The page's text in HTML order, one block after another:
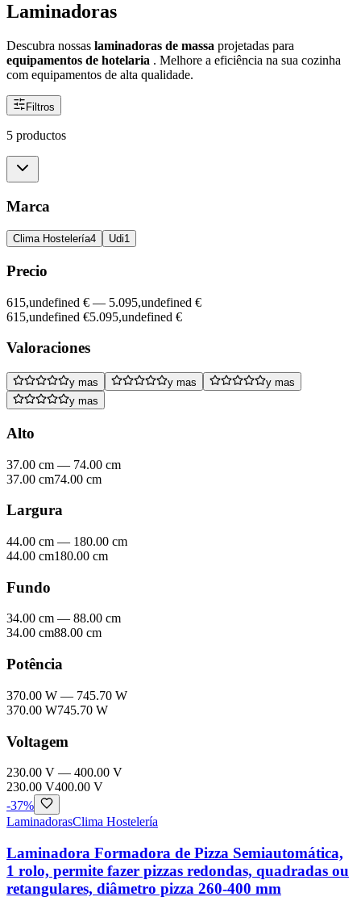
Laminadoras
Descubra nossas laminadoras de massa projetadas para
equipamentos de hotelaria . Melhore a eficiência na sua cozinha
com equipamentos de alta qualidade.
Filtros
5 productos
Marca
Clima Hostelería4 Udi1
Precio
615,undefined € — 5.095,undefined €
615,undefined €5.095,undefined €
Valoraciones
y mas y mas
y mas
y mas
Alto
37.00 cm — 74.00 cm
37.00 cm74.00 cm
Largura
44.00 cm — 180.00 cm
44.00 cm180.00 cm
Fundo
34.00 cm — 88.00 cm
34.00 cm88.00 cm
Potência
370.00 W — 745.70 W
370.00 W745.70 W
Voltagem
230.00 V — 400.00 V
230.00 V400.00 V
-37%
LaminadorasClima Hostelería
Laminadora Formadora de Pizza Semiautomática,
1 rolo, permite fazer pizzas redondas, quadradas ou
retangulares, diâmetro pizza 260-400 mm